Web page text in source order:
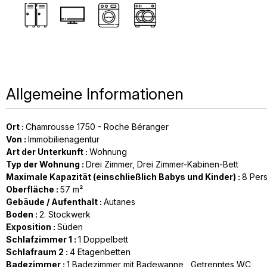
Allgemeine Informationen
Ort : Chamrousse 1750 - Roche Béranger
Von : Immobilienagentur
Art der Unterkunft : Wohnung
Typ der Wohnung : Drei Zimmer Drei Zimmer-Kabinen-Bett
Maximale Kapazität (einschließlich Babys und Kinder) : 8
Oberfläche : 57 m²
Gebäude / Aufenthalt : Autanes
Boden : 2. Stockwerk
Exposition : Süden
Schlafzimmer 1 : 1 Doppelbett
Schlafraum 2 : 4 Etagenbetten
Badezimmer : 1 Badezimmer mit Badewanne
Getrenntes WC